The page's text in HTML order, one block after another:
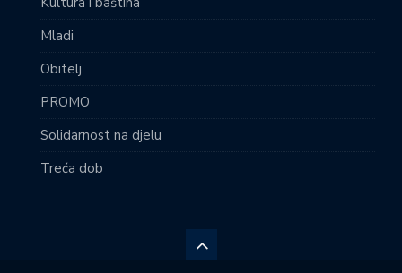
Mladi
Obitelj
PROMO
Solidarnost na djelu
Treća dob